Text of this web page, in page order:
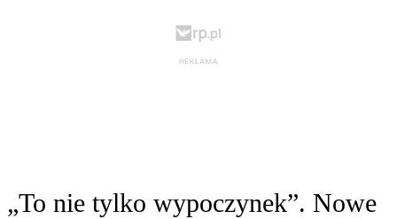
„To nie tylko wypoczynek”. Nowe